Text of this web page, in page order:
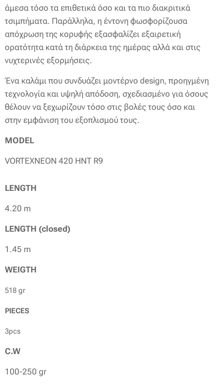
άμεσα τόσο τα επιθετικά όσο και τα πιο διακριτικά
τσιμπήματα. Παράλληλα, η έντονη φωσφορίζουσα
απόχρωση της κορυφής εξασφαλίζει εξαιρετική
ορατότητα κατά τη διάρκεια της ημέρας αλλά και στις
νυχτερινές εξορμήσεις.
Ένα καλάμι που συνδυάζει μοντέρνο design, προηγμένη
τεχνολογία και υψηλή απόδοση, σχεδιασμένο για όσους
θέλουν να ξεχωρίζουν τόσο στις βολές τους όσο και
στην εμφάνιση του εξοπλισμού τους.
MODEL
VORTEXNEON 420 HNT R9
LENGTH
4.20 m
LENGTH (closed)
1.45 m
WEIGTH
518 gr
PIECES
3pcs
C.W
100-250 gr